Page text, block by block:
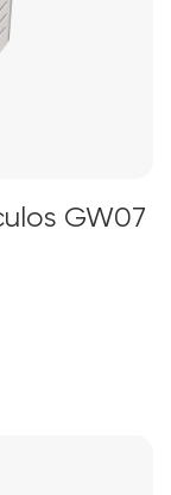
GW07